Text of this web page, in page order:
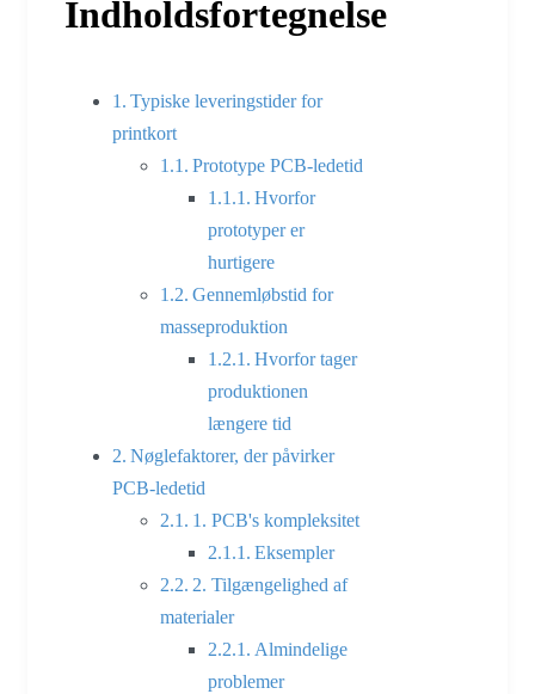
Indholdsfortegnelse
Typiske leveringstider for
printkort
Prototype PCB-ledetid
Hvorfor
prototyper er
hurtigere
Gennemløbstid for
masseproduktion
Hvorfor tager
produktionen
længere tid
Nøglefaktorer, der påvirker
PCB-ledetid
1. PCB's kompleksitet
Eksempler
2. Tilgængelighed af
materialer
Almindelige
problemer